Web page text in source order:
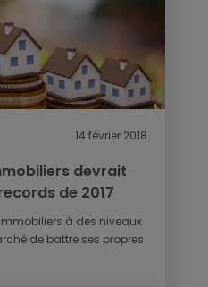
14 février 2018
devrait
de 2017
à des niveaux
de battre ses propres